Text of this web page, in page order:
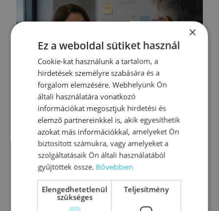
Mit tegyen egy középvezető, ha nem
ért egyet a felsővezetés döntésével?
Tovább olvasom
×
Ez a weboldal sütiket használ
Cookie-kat használunk a tartalom, a
hirdetések személyre szabására és a
forgalom elemzésére. Webhelyünk Ön
általi használatára vonatkozó
információkat megosztjuk hirdetési és
elemző partnereinkkel is, akik egyesíthetik
azokat más információkkal, amelyeket Ön
biztosított számukra, vagy amelyeket a
szolgáltatásaik Ön általi használatából
gyűjtöttek össze.Bővebben
Elengedhetetlenül
szükséges
Teljesítmény